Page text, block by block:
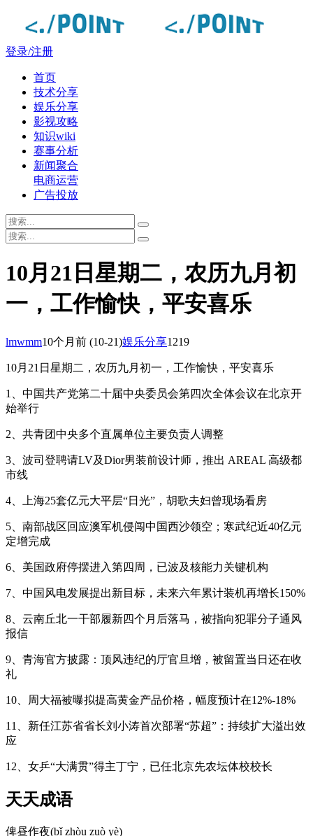
登录/注册
首页
技术分享
娱乐分享
影视攻略
知识wiki
赛事分析
新闻聚合
电商运营
广告投放
10月21日星期二，农历九月初
一，工作愉快，平安喜乐
lmwmm10个月前 (10-21)娱乐分享1219
10月21日星期二，农历九月初一，工作愉快，平安喜乐
1、中国共产党第二十届中央委员会第四次全体会议在北京开
始举行
2、共青团中央多个直属单位主要负责人调整
3、波司登聘请LV及Dior男装前设计师，推出 AREAL 高级都
市线
4、上海25套亿元大平层“日光”，胡歌夫妇曾现场看房
5、南部战区回应澳军机侵闯中国西沙领空；寒武纪近40亿元
定增完成
6、美国政府停摆进入第四周，已波及核能力关键机构
7、中国风电发展提出新目标，未来六年累计装机再增长150%
8、云南丘北一干部履新四个月后落马，被指向犯罪分子通风
报信
9、青海官方披露：顶风违纪的厅官旦增，被留置当日还在收
礼
10、周大福被曝拟提高黄金产品价格，幅度预计在12%-18%
11、新任江苏省省长刘小涛首次部署“苏超”：持续扩大溢出效
应
12、女乒“大满贯”得主丁宁，已任北京先农坛体校校长
天天成语
俾昼作夜(bǐ zhòu zuò yè)